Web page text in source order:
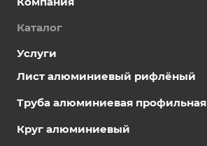
Каталог
Услуги
Лист алюминиевый рифлёный
Труба алюминиевая профильная
Круг алюминиевый